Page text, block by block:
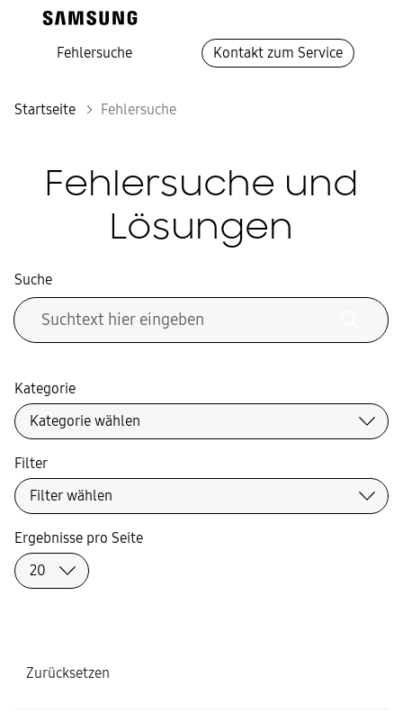
Fehlersuche Kontakt zum Service
Startseite Fehlersuche
Fehlersuche und
Lösungen
Suche
Kategorie
Filter
Zurücksetzen
Ergebnisse pro Seite